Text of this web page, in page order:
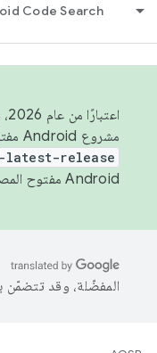
Code Search
مشروع Android مفتوح المصدر (AOSP) في الربعَين الثاني والرابع. لبناء مشروع Android مفتوح المصدر والمساهمة فيه، استخدِم
latest-release
Android مفتوح المصدر. لمزيد من المعلومات، يُرجى الاطّلاع على
المفضّلة، وقد تتضمّن